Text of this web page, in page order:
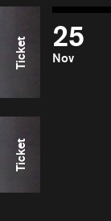
Ticket 25
Nov
Ticket